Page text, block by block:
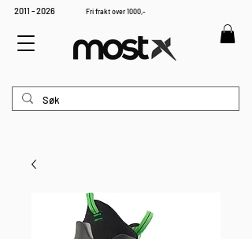
2011 - 2026 Fri frakt over 1000,-